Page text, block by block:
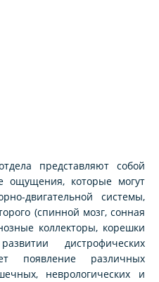
представляют собой
ощущения, которые могут
двигательной системы,
(спинной мозг, сонная
коллекторы, корешки
дистрофических
появление различных
неврологических и